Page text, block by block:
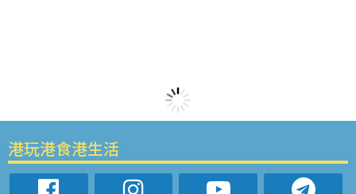
港玩港食港生活